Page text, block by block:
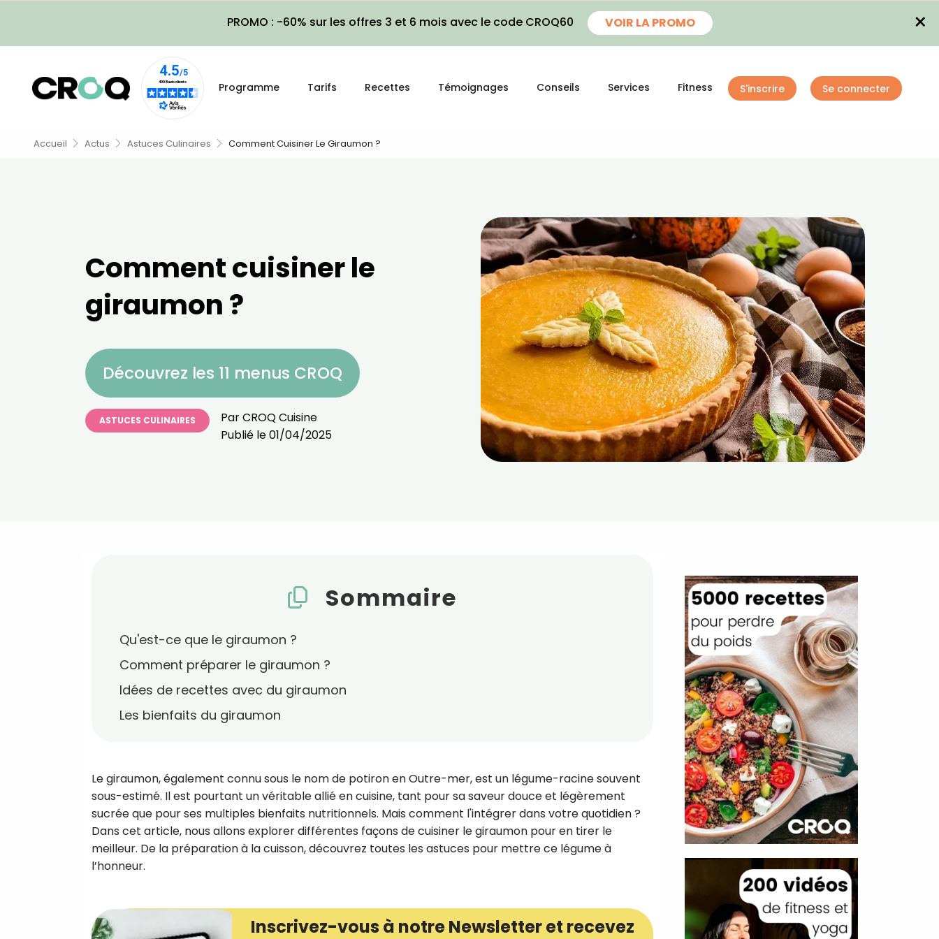
PROMO : -60% sur les offres 3 et 6 mois avec le code CROQ60 VOIR LA PROMO ×
Programme Tarifs Recettes Témoignages Conseils Services Fitness S'inscrire Se connecter
Accueil Actus Astuces Culinaires Comment Cuisiner Le Giraumon ?
Comment cuisiner le
giraumon ?
Découvrez les 11 menus CROQ
ASTUCES CULINAIRES ParCROQ Cuisine
Publié le01/04/2025
Sommaire
Qu'est-ce que le giraumon ?
Comment préparer le giraumon ?
Idées de recettes avec du giraumon
Les bienfaits du giraumon
Le giraumon, également connu sous le nom de potiron en Outre-mer, est un légume-racine souvent
sous-estimé. Il est pourtant un véritable allié en cuisine, tant pour sa saveur douce et légèrement
sucrée que pour ses multiples bienfaits nutritionnels. Mais comment l'intégrer dans votre quotidien ?
Dans cet article, nous allons explorer différentes façons de cuisiner le giraumon pour en tirer le
meilleur. De la préparation à la cuisson, découvrez toutes les astuces pour mettre ce légume à
l’honneur.
Inscrivez-vous à notre Newsletter et recevez